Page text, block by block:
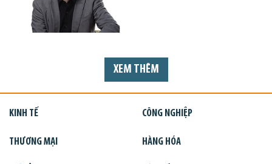
XEM THÊM
KINH TẾ CÔNG NGHIỆP
THƯƠNG MẠI HÀNG HÓA